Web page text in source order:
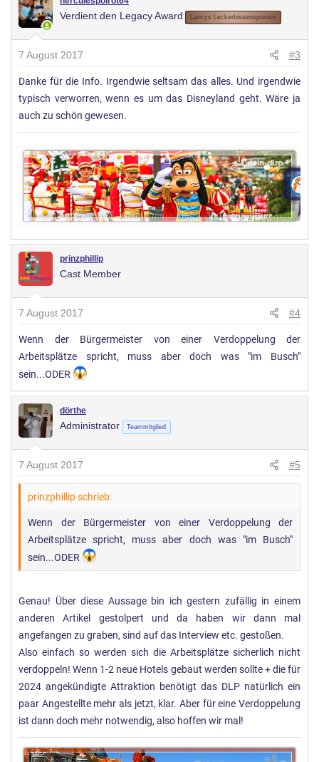
Verdient den Legacy Award Lancys Leckerbissensponsor
7 August 2017 #3
Danke für die Info. Irgendwie seltsam das alles. Und irgendwie
typisch verworren, wenn es um das Disneyland geht. Wäre ja
auch zu schön gewesen.
prinzphillip
Cast Member
7 August 2017 #4
Wenn der Bürgermeister von einer Verdoppelung der
Arbeitsplätze spricht, muss aber doch was "im Busch"
sein...ODER
dörthe
Administrator Teammitglied
7 August 2017 #5
prinzphillip schrieb:
Wenn der Bürgermeister von einer Verdoppelung der
Arbeitsplätze spricht, muss aber doch was "im Busch"
sein...ODER
Genau! Über diese Aussage bin ich gestern zufällig in einem
anderen Artikel gestolpert und da haben wir dann mal
angefangen zu graben, sind auf das Interview etc. gestoßen.
Also einfach so werden sich die Arbeitsplätze sicherlich nicht
verdoppeln! Wenn 1-2 neue Hotels gebaut werden sollte + die für
2024 angekündigte Attraktion benötigt das DLP natürlich ein
paar Angestellte mehr als jetzt, klar. Aber für eine Verdoppelung
ist dann doch mehr notwendig, also hoffen wir mal!